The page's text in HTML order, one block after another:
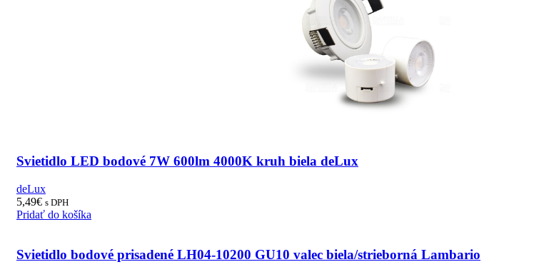
Svietidlo LED bodové 7W 600lm 4000K kruh biela deLux
deLux
5,49€ s DPH
Pridať do košíka
Svietidlo bodové prisadené LH04-10200 GU10 valec biela/strieborná Lambario